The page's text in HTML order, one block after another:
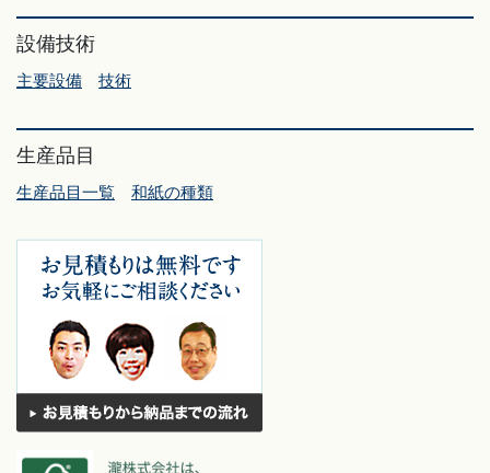
設備技術
主要設備 技術
生産品目
生産品目一覧 和紙の種類